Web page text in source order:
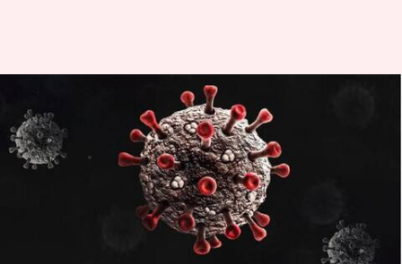
దేశంలో మళ్లీ పంజుకున్న కరోనా;
కొత్తగా 10,542మందికి వైరస్
వ్రాసిన వారు Stalin Apr 19, 2023 12:31 pm
గత ఆరు రోజులుగా తగ్గుముఖం పట్టిన
కేసులు,